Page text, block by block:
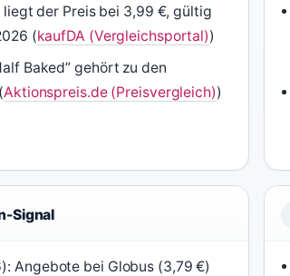
liegt der Preis bei 3,99 €, gültig
(kaufDA (Vergleichsportal))
Baked” gehört zu den
Aktionspreis.de (Preisvergleich))
Signal
Angebote bei Globus (3,79 €)